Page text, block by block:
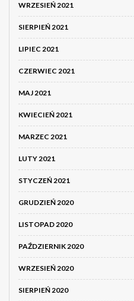
WRZESIEŃ 2021
SIERPIEŃ 2021
LIPIEC 2021
CZERWIEC 2021
MAJ 2021
KWIECIEŃ 2021
MARZEC 2021
LUTY 2021
STYCZEŃ 2021
GRUDZIEŃ 2020
LISTOPAD 2020
PAŹDZIERNIK 2020
WRZESIEŃ 2020
SIERPIEŃ 2020